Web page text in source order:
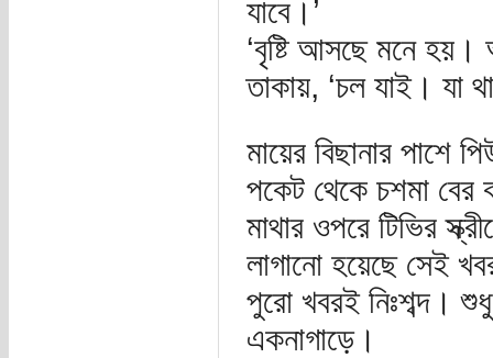
যাবে।’
‘বৃষ্টি আসছে মনে হয়।
তাকায়, ‘চল যাই। যা
মায়ের বিছানার পাশে
পকেট থেকে চশমা বের
মাথার ওপরে টিভির
লাগানো হয়েছে সেই
পুরো খবরই নিঃশব্দ। শুধু
একনাগাড়ে।